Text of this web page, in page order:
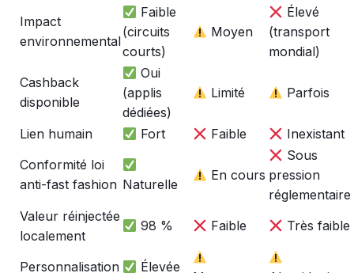
Impact
environnemental
Faible
(circuits
courts)
Moyen
Élevé
(transport
mondial)
Cashback
disponible
Oui
(applis
dédiées)
Limité Parfois
Lien humain Fort Faible
Inexistant
Conformité loi
anti-fast fashion Naturelle
En cours
Sous
pression
réglementaire
Valeur réinjectée
localement
98 % Faible Très faible
Personnalisation Élevée